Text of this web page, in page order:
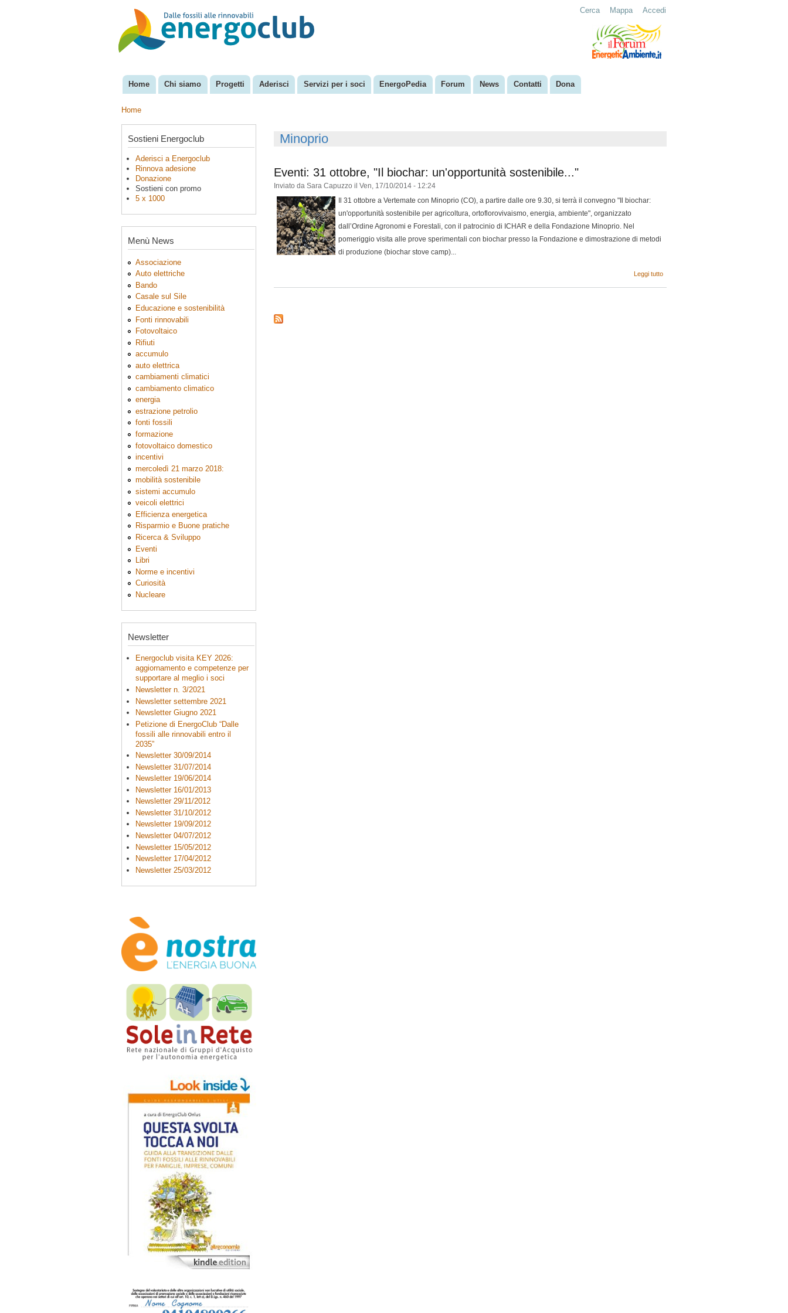
EnergoClub
per la
riconversione
del sistema
Menu principale
Home Chi siamo Progetti Aderisci Servizi per i soci EnergoPedia Forum News Contatti Dona
Cerca Mappa Accedi
Home
Sostieni Energoclub
Aderisci a Energoclub
Rinnova adesione
Donazione
Sostieni con promo
5 x 1000
Menù News
Associazione
Auto elettriche
Bando
Casale sul Sile
Educazione e sostenibilità
Fonti rinnovabili
Fotovoltaico
Rifiuti
accumulo
auto elettrica
cambiamenti climatici
cambiamento climatico
energia
estrazione petrolio
fonti fossili
formazione
fotovoltaico domestico
incentivi
mercoledì 21 marzo 2018:
mobilità sostenibile
sistemi accumulo
veicoli elettrici
Efficienza energetica
Risparmio e Buone pratiche
Ricerca & Sviluppo
Eventi
Libri
Norme e incentivi
Curiosità
Nucleare
Newsletter
Energoclub visita KEY 2026:
aggiornamento e competenze per
supportare al meglio i soci
Newsletter n. 3/2021
Newsletter settembre 2021
Newsletter Giugno 2021
Petizione di EnergoClub “Dalle
fossili alle rinnovabili entro il
2035”
Newsletter 30/09/2014
Newsletter 31/07/2014
Newsletter 19/06/2014
Newsletter 16/01/2013
Newsletter 29/11/2012
Newsletter 31/10/2012
Newsletter 19/09/2012
Newsletter 04/07/2012
Newsletter 15/05/2012
Newsletter 17/04/2012
Newsletter 25/03/2012
Minoprio
Eventi: 31 ottobre, "Il biochar: un'opportunità sostenibile..."
Inviato da Sara Capuzzo il Ven, 17/10/2014 - 12:24
Il 31 ottobre a Vertemate con Minoprio (CO), a partire dalle ore 9.30, si terrà il convegno "Il biochar:
un'opportunità sostenibile per agricoltura, ortoflorovivaismo, energia, ambiente", organizzato
dall’Ordine Agronomi e Forestali, con il patrocinio di ICHAR e della Fondazione Minoprio. Nel
pomeriggio visita alle prove sperimentali con biochar presso la Fondazione e dimostrazione di metodi
di produzione (biochar stove camp)...
Leggi tutto